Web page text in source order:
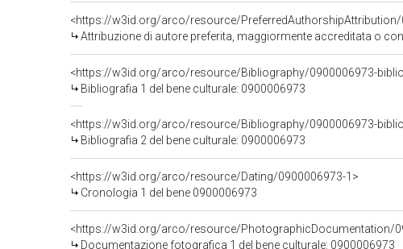
<https://w3id.org/arco/resource/PreferredAuthorshipAttribution/
Attribuzione di autore preferita, maggiormente accreditata o
<https://w3id.org/arco/resource/Bibliography/0900006973-
Bibliografia 1 del bene culturale: 0900006973
<https://w3id.org/arco/resource/Bibliography/0900006973-
Bibliografia 2 del bene culturale: 0900006973
<https://w3id.org/arco/resource/Dating/0900006973-1>
Cronologia 1 del bene 0900006973
<https://w3id.org/arco/resource/PhotographicDocumentation/
Documentazione fotografica 1 del bene culturale: 0900006973